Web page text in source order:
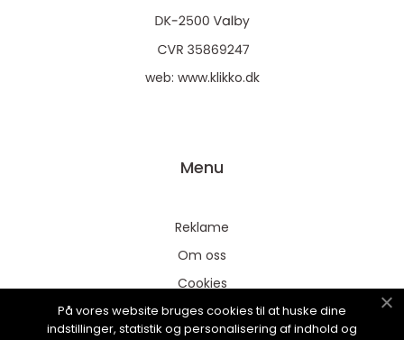
web: www.klikko.dk
Menu
Reklame
Om oss
Cookies
Kontakt Oss
På vores website bruges cookies til at huske dine
indstillinger, statistik og personalisering af indhold og